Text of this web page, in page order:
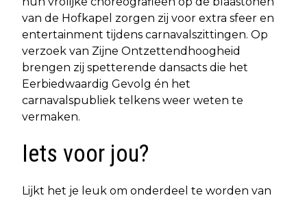
van de Hofkapel zorgen zij voor extra sfeer en
entertainment tijdens carnavalszittingen. Op
verzoek van Zijne Ontzettendhoogheid
brengen zij spetterende dansacts die het
Eerbiedwaardig Gevolg én het
carnavalspubliek telkens weer weten te
vermaken.
Iets voor jou?
Lijkt het je leuk om onderdeel te worden van